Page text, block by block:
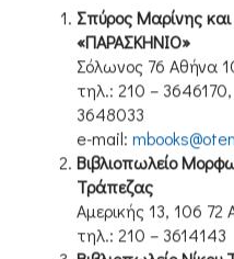
Σπύρος Μαρίνης και
«ΠΑΡΑΣΚΗΝΙΟ»
Σόλωνος 76 Αθήνα
τηλ.: 210 –
3648033
e-mail:
Βιβλιοπωλείο
Τράπεζας
Αμερικής 13, 106 72
τηλ.: 210 – 3614143
Βιβλιοπωλείο Νίκου